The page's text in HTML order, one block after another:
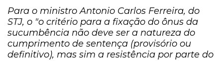
Para o ministro Antonio Carlos Ferreira, do
STJ, o "o critério para a fixação do ônus da
sucumbência não deve ser a natureza do
cumprimento de sentença (provisório ou
definitivo), mas sim a resistência por parte do